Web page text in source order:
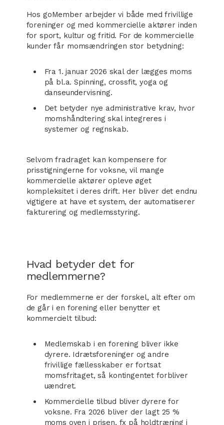
Hos goMember arbejder vi både med frivillige
foreninger og med kommercielle aktører inden
for sport, kultur og fritid. For de kommercielle
kunder får momsændringen stor betydning:
Fra 1. januar 2026 skal der lægges moms
på bl.a. Spinning, crossfit, yoga og
danseundervisning.
Det betyder nye administrative krav, hvor
momshåndtering skal integreres i
systemer og regnskab.
Selvom fradraget kan kompensere for
prisstigningerne for voksne, vil mange
kommercielle aktører opleve øget
kompleksitet i deres drift. Her bliver det endnu
vigtigere at have et system, der automatiserer
fakturering og medlemsstyring.
Hvad betyder det for
medlemmerne?
For medlemmerne er der forskel, alt efter om
de går i en forening eller benytter et
kommercielt tilbud:
Medlemskab i en forening bliver ikke
dyrere. Idrætsforeninger og andre
frivillige fællesskaber er fortsat
momsfritaget, så kontingentet forbliver
uændret.
Kommercielle tilbud bliver dyrere for
voksne. Fra 2026 bliver der lagt 25 %
moms oven i prisen, fx på holdtræning i